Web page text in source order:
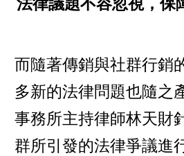
而隨著傳銷與社群行銷
多新的法律問題也隨之
事務所主持律師林天財
群所引發的法律爭議進